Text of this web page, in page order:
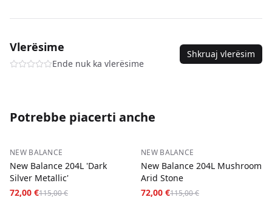
Vlerësime
Ende nuk ka vlerësime
Shkruaj vlerësim
Potrebbe piacerti anche
−37%
NEW BALANCE
New Balance 204L 'Dark
Silver Metallic'
72,00 €115,00 €
−37%
NEW BALANCE
New Balance 204L Mushroom
Arid Stone
72,00 €115,00 €